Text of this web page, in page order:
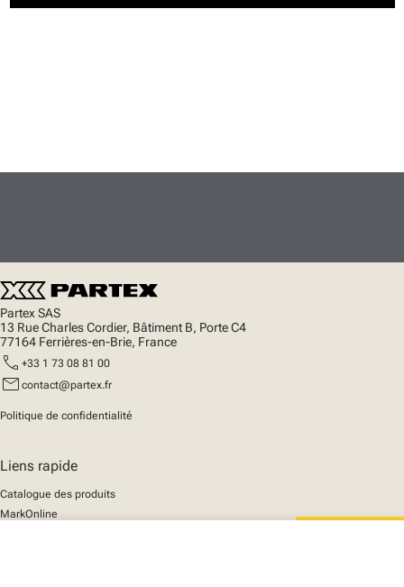
Partex SAS
13 Rue Charles Cordier, Bâtiment B, Porte C4
77164 Ferrières-en-Brie, France
call +33 1 73 08 81 00
mail contact@partex.fr
Politique de confidentialité
Liens rapide
Catalogue des produits
MarkOnline